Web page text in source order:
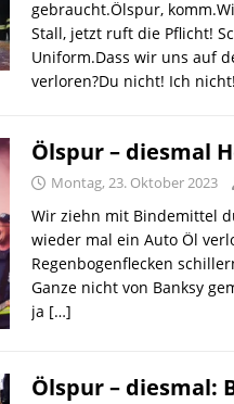
gebraucht.Ölspur,
Stall, jetzt ruft die Pflicht!
Uniform.Dass wir uns auf
verloren?Du nicht! Ich nicht!
Ölspur – diesmal
Montag, 23. Oktober 2023
Wir ziehn mit Bindemittel
wieder mal ein Auto Öl
Regenbogenflecken
Ganze nicht von Banksy
ja […]
Ölspur – diesmal: